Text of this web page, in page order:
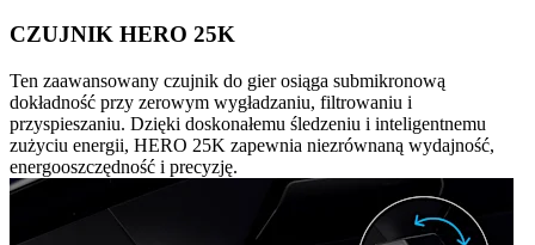
CZUJNIK HERO 25K
Ten zaawansowany czujnik do gier osiąga submikronową
dokładność przy zerowym wygładzaniu, filtrowaniu i
przyspieszaniu. Dzięki doskonałemu śledzeniu i inteligentnemu
zużyciu energii, HERO 25K zapewnia niezrównaną wydajność,
energooszczędność i precyzję.